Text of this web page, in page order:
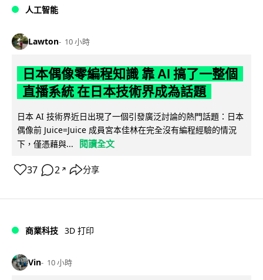
人工智能
Lawton 10 小時
日本偶像零編程知識 靠 AI 搞了一整個
直播系統 在日本技術界成為話題
日本 AI 技術界近日出現了一個引發廣泛討論的熱門話題：日本
偶像前 Juice=Juice 成員宮本佳林在完全沒有編程經驗的情況
下，僅憑藉與...
閱讀全文
37 2 ↗ 分享
商業科技 3D 打印
Vin 10 小時